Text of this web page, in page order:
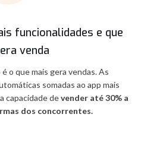
funcionalidades e que
venda
o que mais gera vendas. As
somadas ao app mais
capacidade devender até 30% a
dos concorrentes.